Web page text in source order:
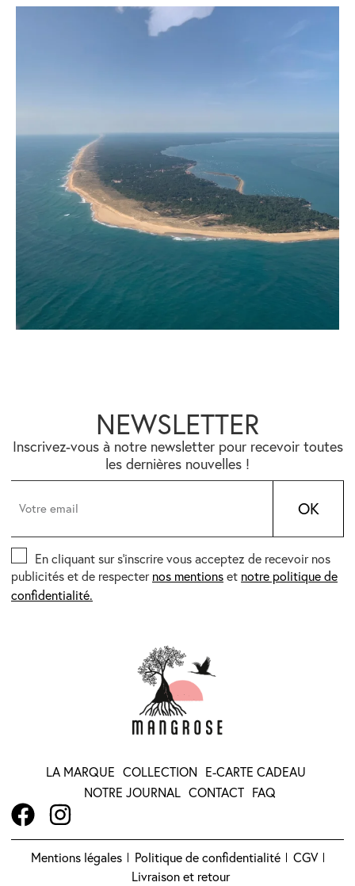
NEWSLETTER
Inscrivez-vous à notre newsletter pour recevoir toutes
les dernières nouvelles !
En cliquant sur s’inscrire vous acceptez de recevoir nos
publicités et de respecter nos mentions et notre politique de
confidentialité.
OK
LA MARQUE COLLECTION E-CARTE CADEAU
NOTRE JOURNAL CONTACT FAQ
Mentions légales Politique de confidentialité
CGV
Livraison et retour